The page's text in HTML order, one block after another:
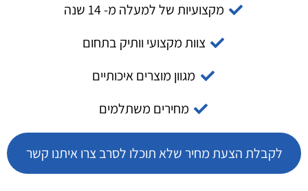
מקצועיות של למעלה מ- 14 שנה
צוות מקצועי וותיק בתחום
מגוון מוצרים איכותיים
מחירים משתלמים
לקבלת הצעת מחיר שלא תוכלו לסרב צרו איתנו קשר